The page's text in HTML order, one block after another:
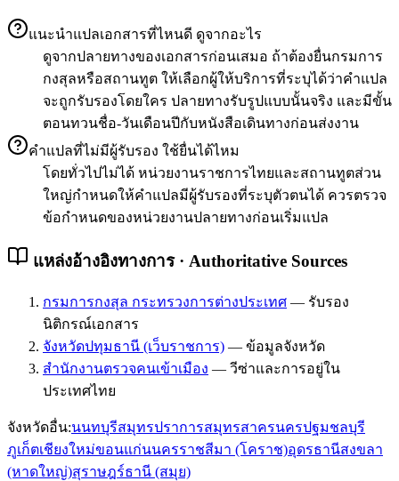
แนะนำแปลเอกสารที่ไหนดี ดูจากอะไร
ดูจากปลายทางของเอกสารก่อนเสมอ ถ้าต้องยื่นกรมการ
กงสุลหรือสถานทูต ให้เลือกผู้ให้บริการที่ระบุได้ว่าคำแปล
จะถูกรับรองโดยใคร ปลายทางรับรูปแบบนั้นจริง และมีขั้น
ตอนทวนชื่อ-วันเดือนปีกับหนังสือเดินทางก่อนส่งงาน
คำแปลที่ไม่มีผู้รับรอง ใช้ยื่นได้ไหม
โดยทั่วไปไม่ได้ หน่วยงานราชการไทยและสถานทูตส่วน
ใหญ่กำหนดให้คำแปลมีผู้รับรองที่ระบุตัวตนได้ ควรตรวจ
ข้อกำหนดของหน่วยงานปลายทางก่อนเริ่มแปล
แหล่งอ้างอิงทางการ · Authoritative Sources
กรมการกงสุล กระทรวงการต่างประเทศ — รับรอง
นิติกรณ์เอกสาร
จังหวัดปทุมธานี (เว็บราชการ) — ข้อมูลจังหวัด
สำนักงานตรวจคนเข้าเมือง — วีซ่าและการอยู่ใน
ประเทศไทย
จังหวัดอื่น:นนทบุรีสมุทรปราการสมุทรสาครนครปฐมชลบุรี
ภูเก็ตเชียงใหม่ขอนแก่นนครราชสีมา (โคราช)อุดรธานีสงขลา
(หาดใหญ่)สุราษฎร์ธานี (สมุย)